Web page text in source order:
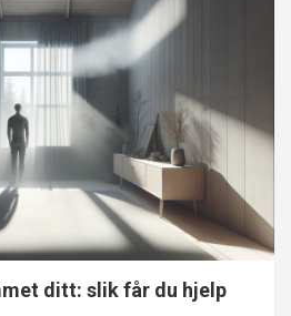
ditt: slik får du hjelp